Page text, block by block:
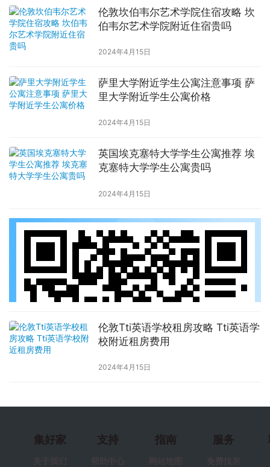
伦敦坎伯韦尔艺术学院住宿攻略 坎
伯韦尔艺术学院附近住宿贵吗
2024年4月15日
萨里大学附近学生公寓注意事项 萨
里大学附近学生公寓价格
2024年4月15日
英国埃克塞特大学学生公寓推荐 埃
克塞特大学学生公寓贵吗
2024年4月15日
伦敦Tti英语学校租房攻略 Tti英语学
校附近租房费用
2024年4月15日
集好家
关于我们
支持
帮助中心
指南
网站地图
服务
免费找房